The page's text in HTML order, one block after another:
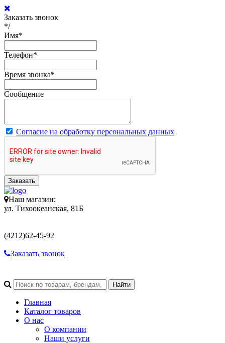
Заказать звонок
*/
Имя*
Телефон*
Время звонка*
Сообщение
Согласие на обработку персональных данных
Заказать
Наш магазин:
ул. Тихоокеанская, 81Б
(4212)62-45-92
Заказать звонок
Главная
Каталог товаров
О нас
О компании
Наши услуги